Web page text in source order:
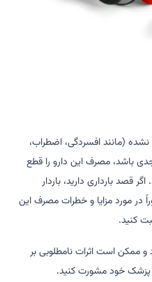
(مانند افسردگی، اضطراب،
باشد، مصرف این دارو را قطع
قصد بارداری دارید، باردار
در مورد مزایا و خطرات مصرف این
کنید.
ممکن است اثرات نامطلوبی بر
پزشک خود مشورت کنید.